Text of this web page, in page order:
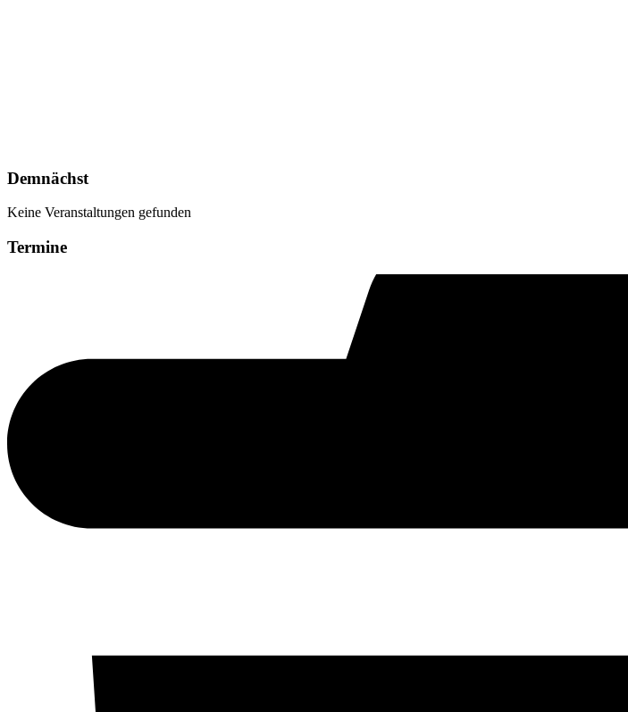
Demnächst
Keine Veranstaltungen gefunden
Termine